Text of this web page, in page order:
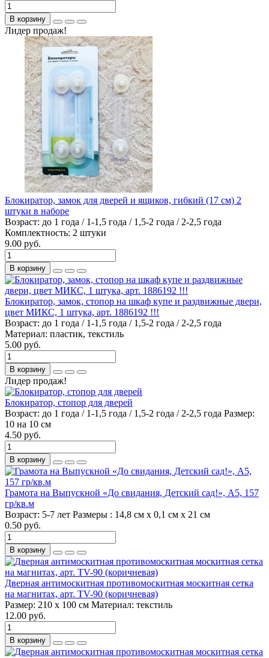
В корзину
Лидер продаж!
Блокиратор, замок для дверей и ящиков, гибкий (17 см) 2
штуки в наборе
Возраст: до 1 года / 1-1,5 года / 1,5-2 года / 2-2,5 года
Комплектность: 2 штуки
9.00 руб.
В корзину
Блокиратор, замок, стопор на шкаф купе и раздвижные двери,
цвет МИКС, 1 штука, арт. 1886192 !!!
Возраст: до 1 года / 1-1,5 года / 1,5-2 года / 2-2,5 года
Материал: пластик, текстиль
5.00 руб.
В корзину
Лидер продаж!
Блокиратор, стопор для дверей
Возраст: до 1 года / 1-1,5 года / 1,5-2 года / 2-2,5 года Размер:
10 на 10 см
4.50 руб.
В корзину
Грамота на Выпускной «До свидания, Детский сад!», А5, 157
гр/кв.м
Возраст: 5-7 лет Размеры : 14,8 см х 0,1 см х 21 см
0.50 руб.
В корзину
Дверная антимоскитная противомоскитная москитная сетка
на магнитах, арт. TV-90 (коричневая)
Размер: 210 х 100 см Материал: текстиль
12.00 руб.
В корзину